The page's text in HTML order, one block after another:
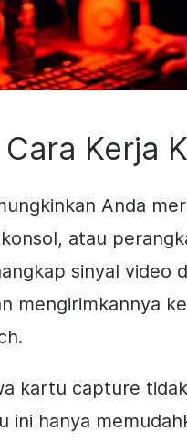
Kerja
Anda
atau
sinyal video
mengirimkannya
kartu capture
ini hanya